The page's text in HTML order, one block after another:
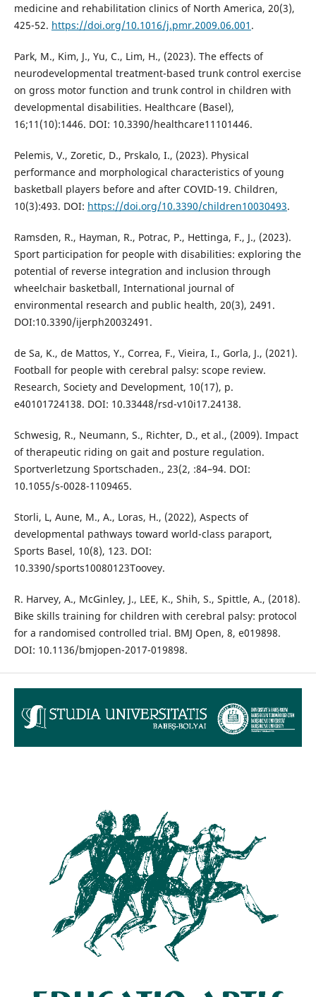
medicine and rehabilitation clinics of North America, 20(3),
425-52. https://doi.org/10.1016/j.pmr.2009.06.001 .
Park, M., Kim, J., Yu, C., Lim, H., (2023). The effects of
neurodevelopmental treatment-based trunk control exercise
on gross motor function and trunk control in children with
developmental disabilities. Healthcare (Basel),
16;11(10):1446. DOI: 10.3390/healthcare11101446.
Pelemis, V., Zoretic, D., Prskalo, I., (2023). Physical
performance and morphological characteristics of young
basketball players before and after COVID-19. Children,
10(3):493. DOI: https://doi.org/10.3390/children10030493.
Ramsden, R., Hayman, R., Potrac, P., Hettinga, F., J., (2023).
Sport participation for people with disabilities: exploring the
potential of reverse integration and inclusion through
wheelchair basketball, International journal of
environmental research and public health, 20(3), 2491.
DOI:10.3390/ijerph20032491.
de Sa, K., de Mattos, Y., Correa, F., Vieira, I., Gorla, J., (2021).
Football for people with cerebral palsy: scope review.
Research, Society and Development, 10(17), p.
e40101724138. DOI: 10.33448/rsd-v10i17.24138.
Schwesig, R., Neumann, S., Richter, D., et al., (2009). Impact
of therapeutic riding on gait and posture regulation.
Sportverletzung Sportschaden., 23(2, :84–94. DOI:
10.1055/s-0028-1109465.
Storli, L, Aune, M., A., Loras, H., (2022), Aspects of
developmental pathways toward world-class paraport,
Sports Basel, 10(8), 123. DOI:
10.3390/sports10080123Toovey.
R. Harvey, A., McGinley, J., LEE, K., Shih, S., Spittle, A., (2018).
Bike skills training for children with cerebral palsy: protocol
for a randomised controlled trial. BMJ Open, 8, e019898.
DOI: 10.1136/bmjopen-2017-019898.